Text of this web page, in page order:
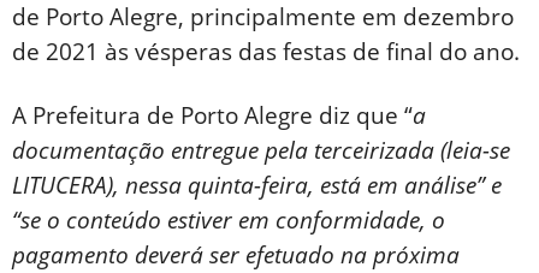
de Porto Alegre, principalmente em dezembro
de 2021 às vésperas das festas de final do ano.
A Prefeitura de Porto Alegre diz que “a
documentação entregue pela terceirizada (leia-se
LITUCERA), nessa quinta-feira, está em análise” e
“se o conteúdo estiver em conformidade, o
pagamento deverá ser efetuado na próxima